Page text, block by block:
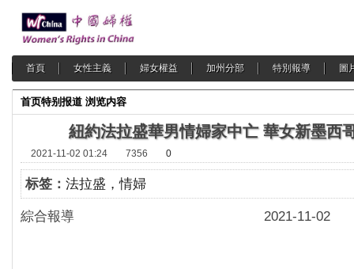
首頁 女性主義 婦女權益 加州分部 特別報導 圖
首页特别报道 浏览内容
紐約法拉盛華男情婦家中亡 華女新墨西
2021-11-02 01:24 7356 0
标签： 法拉盛，情婦
綜合報導 2021-11-02